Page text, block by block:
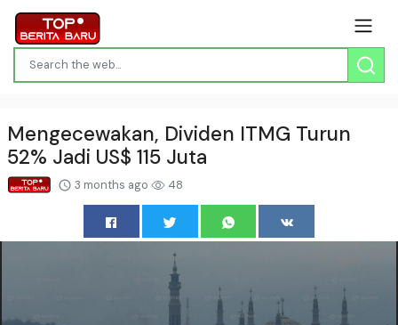
Mengecewakan, Dividen ITMG Turun
52% Jadi US$ 115 Juta
3 months ago 48